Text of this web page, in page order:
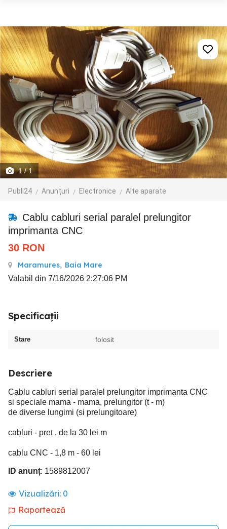
1/ 1
Publi24 Anunțuri Electronice Alte aparate
Cablu cabluri serial paralel prelungitor
imprimanta CNC
30 RON
Maramures, Baia Mare
Valabil din 7/16/2026 2:27:06 PM
Specificații
Stare folosit
Descriere
Cablu cabluri serial paralel prelungitor imprimanta CNC
si speciale mama - mama, prelungitor (t - m)
de diverse lungimi (si prelungitoare)
cabluri - pret , de la 30 lei m
cablu CNC - 1,8 m - 60 lei
ID anunț: 1589812007
Vizualizări: 0
Raportează